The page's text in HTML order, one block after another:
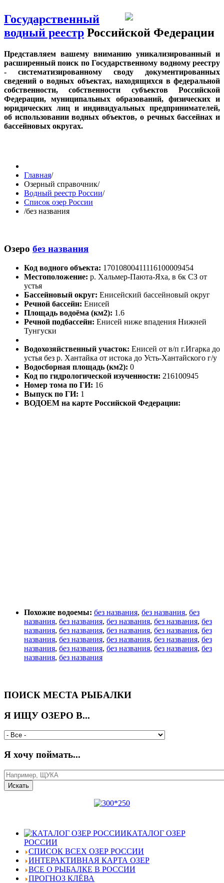
Государственный
водный реестр Российской Федерации
Представляем вашему вниманию уникализированный и
расширенный поиск по Государственному водному реестру
- систематизированному своду документированных
сведений о водных объектах, находящихся в федеральной
собственности, собственности субъектов Российской
Федерации, муниципальных образований, физических и
юридических лиц и индивидуальных предпринимателей,
об использовании водных объектов, о речных бассейнах и
бассейновых округах.
Главная/
Озерный справочник/
Водный реестр России/
Список озер России
/без названия
Озеро без названия
Код водного объекта: 17010800411116100009454
Местоположение: р. Хальмер-Паюта-Яха, в 6к СЗ от
устья
Бассейновый округ: Енисейский бассейновый округ
Речной бассейн: Енисей
Площадь водоёма (км2): 1.6
Речной подбассейн: Енисей ниже впадения Нижней
Тунгуски
Водохозяйственный участок: Енисей от в/п г.Игарка до
устья без р. Хантайка от истока до Усть-Хантайского г/у
Водосборная площадь (км2): 0
Код по гидрологической изученности: 216100945
Номер тома по ГИ: 16
Выпуск по ГИ: 1
ВОДОЕМ на карте Российской Федерации:
Похожие водоемы: без названия, без названия, без
названия, без названия, без названия, без названия, без
названия, без названия, без названия, без названия, без
названия, без названия, без названия, без названия, без
названия, без названия, без названия, без названия, без
названия, без названия
ПОИСК МЕСТА РЫБАЛКИ
Я ИЩУ ОЗЕРО В...
Я хочу поймать...
КАТАЛОГ ОЗЕР
РОССИИ
СПИСОК ВСЕХ ОЗЕР РОССИИ
ИНТЕРАКТИВНАЯ КАРТА ОЗЕР
ВСЕ О РЫБАЛКЕ В РОССИИ
ПРОГНОЗ КЛЁВА